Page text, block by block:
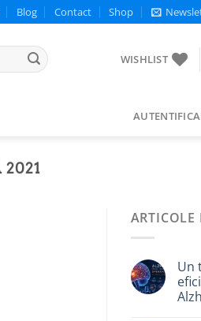
Blog Contact Shop
WISHLIST
2021
ARTICOLE
Un